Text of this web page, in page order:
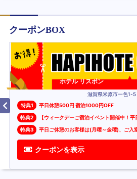
クーポンBOX
ホテル リスボン
滋賀県米原市一色1-5
特典1
平日休憩500円 宿泊1000円OFF
特典2 【ウィークデーご宿泊イベント開催中！平
特典3 平日ご休憩のお客様は(月曜～金曜)、ご入
クーポンを表示